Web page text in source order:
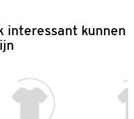
interessant kunnen